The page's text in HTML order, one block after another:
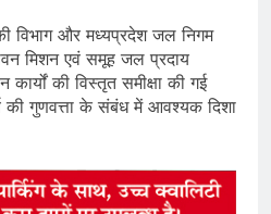
विभाग और मध्यप्रदेश जल निगम
मिशन एवं समूह जल प्रदाय
कार्यों की विस्तृत समीक्षा की गई
की गुणवत्ता के संबंध में आवश्यक दिशा